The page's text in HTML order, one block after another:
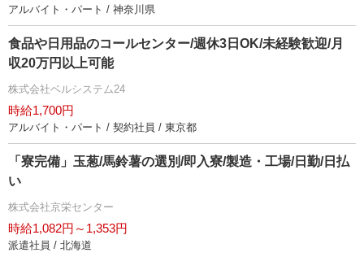
アルバイト・パート / 神奈川県
食品や日用品のコールセンター/週休3日OK/未経験歓迎/月
収20万円以上可能
株式会社ベルシステム24
時給1,700円
アルバイト・パート / 契約社員 / 東京都
「寮完備」玉葱/馬鈴薯の選別/即入寮/製造・工場/日勤/日払
い
株式会社京栄センター
時給1,082円～1,353円
派遣社員 / 北海道